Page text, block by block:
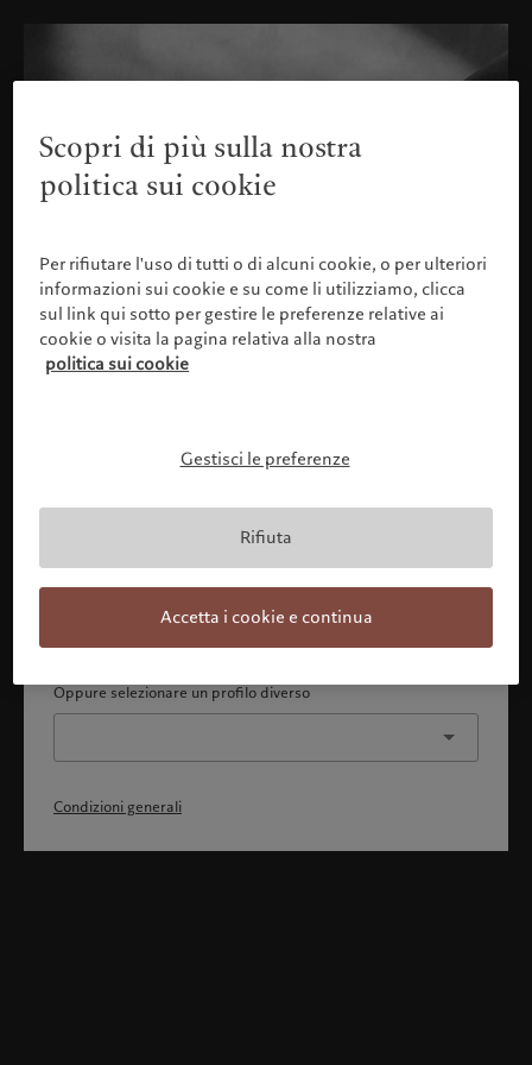
Confermare il proprio profilo
Con la presente dichiaro 1) di aver pienamente compreso
cittadino o residente degli Stati Uniti o del Canada.
Continua
Oppure selezionare un profilo diverso
Condizioni generali
Scopri di più sulla nostra
politica sui cookie
Per rifiutare l'uso di tutti o di alcuni cookie, o per ulteriori
informazioni sui cookie e su come li utilizziamo, clicca
sul link qui sotto per gestire le preferenze relative ai
cookie o visita la pagina relativa alla nostra
politica sui cookie
Gestisci le preferenze
Rifiuta
Accetta i cookie e continua